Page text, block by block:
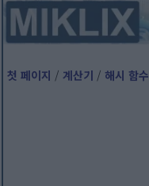
첫 페이지 /계산기 / 해시 함수